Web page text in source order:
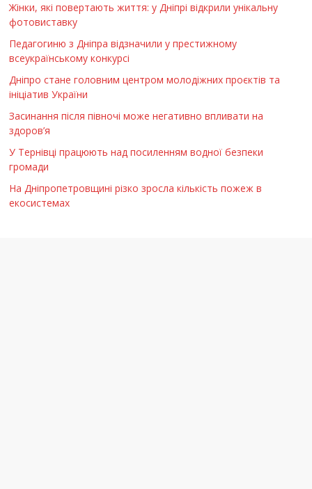
Жінки, які повертають життя: у Дніпрі відкрили унікальну
фотовиставку
Педагогиню з Дніпра відзначили у престижному
всеукраїнському конкурсі
Дніпро стане головним центром молодіжних проєктів та
ініціатив України
Засинання після півночі може негативно впливати на
здоров’я
У Тернівці працюють над посиленням водної безпеки
громади
На Дніпропетровщині різко зросла кількість пожеж в
екосистемах